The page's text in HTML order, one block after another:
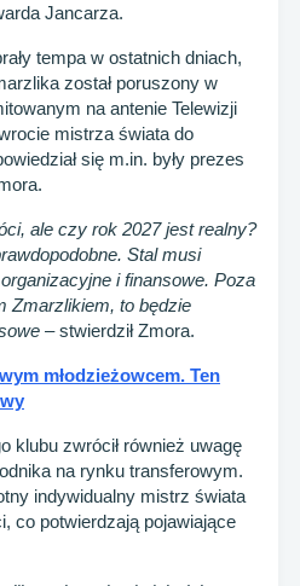
Jancarza.
tempa w ostatnich dniach,
został poruszony w
na antenie Telewizji
mistrza świata do
się m.in. były prezes
ale czy rok 2027 jest realny?
Stal musi
i finansowe. Poza
Zmarzlikiem, to będzie
– stwierdził Zmora.
młodzieżowcem. Ten
klubu zwrócił również uwagę
na rynku transferowym.
indywidualny mistrz świata
co potwierdzają pojawiające